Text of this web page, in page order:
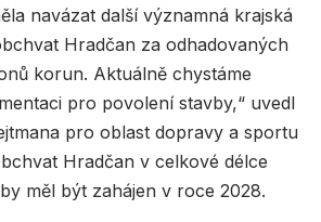
navázat další významná krajská
Hradčan za odhadovaných
korun. Aktuálně chystáme
pro povolení stavby,“ uvedl
pro oblast dopravy a sportu
Hradčan v celkové délce
měl být zahájen v roce 2028.